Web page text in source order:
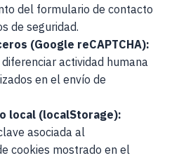
del formulario de contacto
de seguridad.
(Google reCAPTCHA):
actividad humana
en el envío de
local (localStorage):
asociada al
cookies mostrado en el